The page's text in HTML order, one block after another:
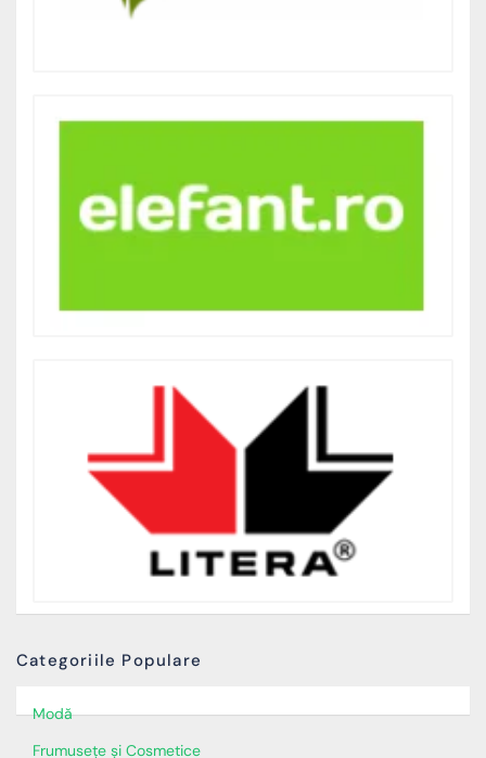
Categoriile Populare
Modă
Frumusețe și Cosmetice